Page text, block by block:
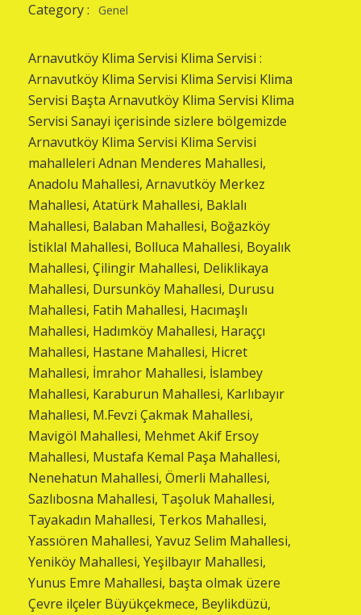
Category : Genel
Arnavutköy Klima Servisi Klima Servisi :
Arnavutköy Klima Servisi Klima Servisi Klima
Servisi Başta Arnavutköy Klima Servisi Klima
Servisi Sanayi içerisinde sizlere bölgemizde
Arnavutköy Klima Servisi Klima Servisi
mahalleleri Adnan Menderes Mahallesi,
Anadolu Mahallesi, Arnavutköy Merkez
Mahallesi, Atatürk Mahallesi, Baklalı
Mahallesi, Balaban Mahallesi, Boğazköy
İstiklal Mahallesi, Bolluca Mahallesi, Boyalık
Mahallesi, Çilingir Mahallesi, Deliklikaya
Mahallesi, Dursunköy Mahallesi, Durusu
Mahallesi, Fatih Mahallesi, Hacımaşlı
Mahallesi, Hadımköy Mahallesi, Haraççı
Mahallesi, Hastane Mahallesi, Hicret
Mahallesi, İmrahor Mahallesi, İslambey
Mahallesi, Karaburun Mahallesi, Karlıbayır
Mahallesi, M.Fevzi Çakmak Mahallesi,
Mavigöl Mahallesi, Mehmet Akif Ersoy
Mahallesi, Mustafa Kemal Paşa Mahallesi,
Nenehatun Mahallesi, Ömerli Mahallesi,
Sazlıbosna Mahallesi, Taşoluk Mahallesi,
Tayakadın Mahallesi, Terkos Mahallesi,
Yassıören Mahallesi, Yavuz Selim Mahallesi,
Yeniköy Mahallesi, Yeşilbayır Mahallesi,
Yunus Emre Mahallesi, başta olmak üzere
Çevre ilçeler Büyükçekmece, Beylikdüzü,